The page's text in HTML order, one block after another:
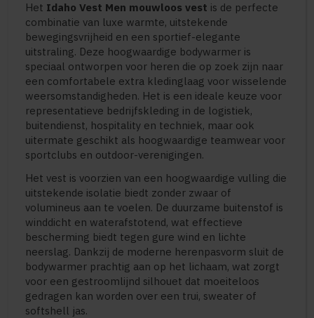
Het Idaho Vest Men mouwloos vest is de perfecte
combinatie van luxe warmte, uitstekende
bewegingsvrijheid en een sportief-elegante
uitstraling. Deze hoogwaardige bodywarmer is
speciaal ontworpen voor heren die op zoek zijn naar
een comfortabele extra kledinglaag voor wisselende
weersomstandigheden. Het is een ideale keuze voor
representatieve bedrijfskleding in de logistiek,
buitendienst, hospitality en techniek, maar ook
uitermate geschikt als hoogwaardige teamwear voor
sportclubs en outdoor-verenigingen.
Het vest is voorzien van een hoogwaardige vulling die
uitstekende isolatie biedt zonder zwaar of
volumineus aan te voelen. De duurzame buitenstof is
winddicht en waterafstotend, wat effectieve
bescherming biedt tegen gure wind en lichte
neerslag. Dankzij de moderne herenpasvorm sluit de
bodywarmer prachtig aan op het lichaam, wat zorgt
voor een gestroomlijnd silhouet dat moeiteloos
gedragen kan worden over een trui, sweater of
softshell jas.